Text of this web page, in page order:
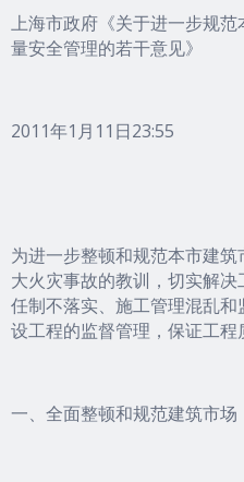
上海市政府《关于进一步规
量安全管理的若干意见》
2011年1月11日23:55
为进一步整顿和规范本市建筑
大火灾事故的教训，切实解
任制不落实、施工管理混乱
设工程的监督管理，保证工程
一、全面整顿和规范建筑市场